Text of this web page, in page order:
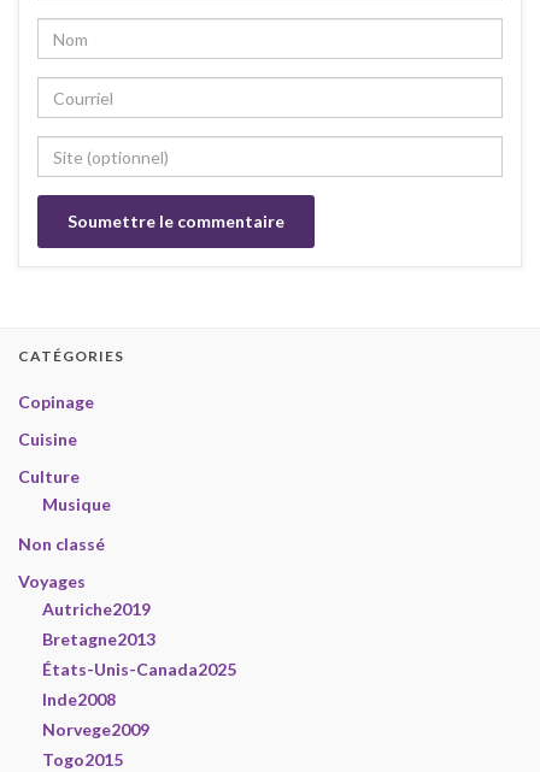
CATÉGORIES
Copinage
Cuisine
Culture
Musique
Non classé
Voyages
Autriche2019
Bretagne2013
États-Unis-Canada2025
Inde2008
Norvege2009
Togo2015